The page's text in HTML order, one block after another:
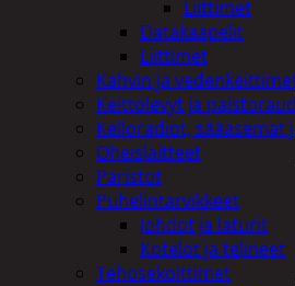
Liittimet
Datakaapelit
Liittimet
Kahvin ja
Keittolevyt ja
Kelloradiot,
Oheislaitteet
Paristot
Puhelintarvikkeet
Johdot ja laturit
Kotelot ja telineet
Tehosekoittimet